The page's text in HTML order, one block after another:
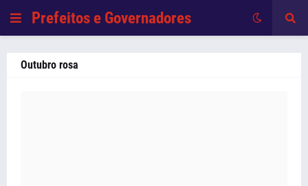
Prefeitos e Governadores
Outubro rosa